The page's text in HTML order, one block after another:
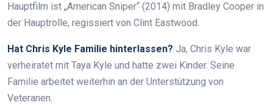
Hauptfilm ist „American Sniper“ (2014) mit Bradley Cooper in
der Hauptrolle, regissiert von Clint Eastwood.
Hat Chris Kyle Familie hinterlassen? Ja, Chris Kyle war
verheiratet mit Taya Kyle und hatte zwei Kinder. Seine
Familie arbeitet weiterhin an der Unterstützung von
Veteranen.